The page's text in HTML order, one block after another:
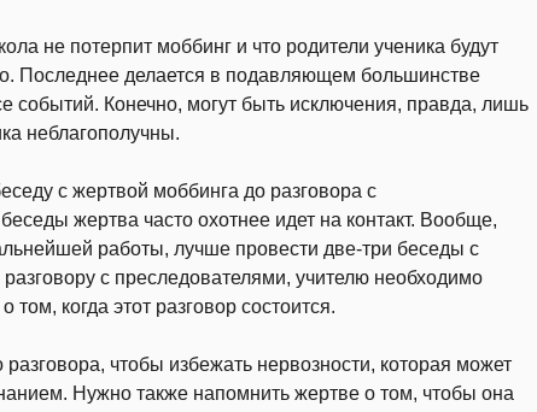
не потерпит моббинг и что родители ученика будут
Последнее делается в подавляющем боль­шинстве
событий. Конечно, могут быть исключения, правда, лишь
неблагополучны.
с жертвой моббинга до разговора с
жертва часто охотнее идет на контакт. Вообще,
работы, лучше про­вести две-три беседы с
разговору с преследователями, учителю необходимо
когда этот разговор состоится.
чтобы избежать нервозности, которая может
Нужно также напомнить жертве о том, чтобы она